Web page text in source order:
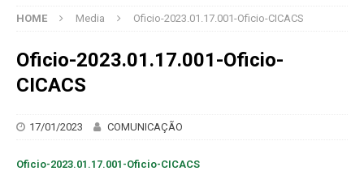
HOME Media Oficio-2023.01.17.001-Oficio-CICACS
Oficio-2023.01.17.001-Oficio-
CICACS
17/01/2023 COMUNICAÇÃO
Oficio-2023.01.17.001-Oficio-CICACS